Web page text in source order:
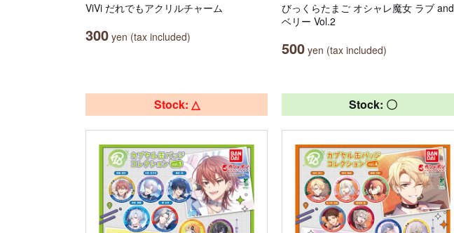
ViVi だれでもアクリルチャーム
300 yen (tax included)
びっくらたまご オシャレ魔女 ラブ and
ベリー Vol.2
500 yen (tax included)
Stock: △ Stock: 〇